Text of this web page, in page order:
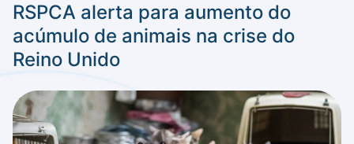
RSPCA alerta para aumento do
acúmulo de animais na crise do
Reino Unido